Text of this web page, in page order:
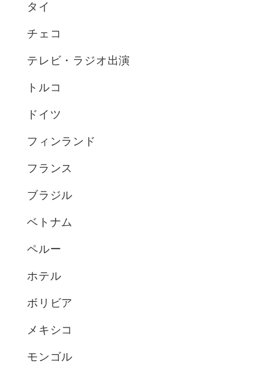
タイ
チェコ
テレビ・ラジオ出演
トルコ
ドイツ
フィンランド
フランス
ブラジル
ベトナム
ペルー
ホテル
ボリビア
メキシコ
モンゴル